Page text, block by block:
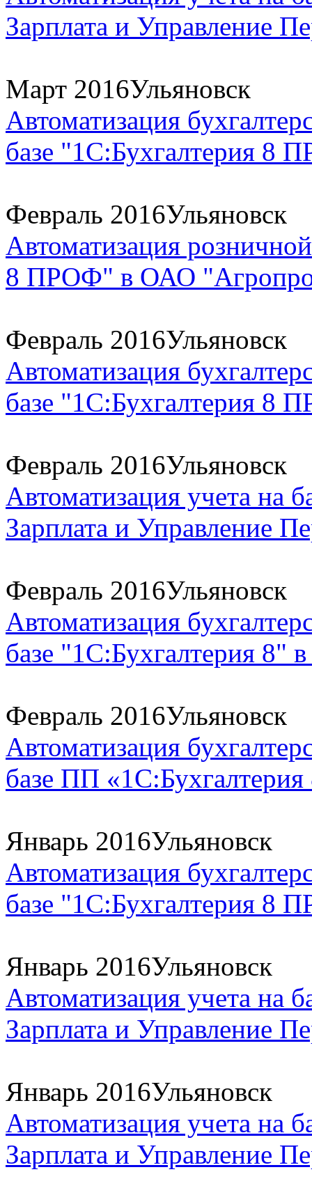
Зарплата и Управление
Март 2016Ульяновск
Автоматизация
базе "1С:Бухгалтерия
Февраль 2016Ульяновск
Автоматизация
8 ПРОФ" в ОАО
Февраль 2016Ульяновск
Автоматизация
базе "1С:Бухгалтерия
Февраль 2016Ульяновск
Автоматизация учета на
Зарплата и Управление
Февраль 2016Ульяновск
Автоматизация
базе "1С:Бухгалтерия 8"
Февраль 2016Ульяновск
Автоматизация
базе ПП
Январь 2016Ульяновск
Автоматизация
базе "1С:Бухгалтерия
Январь 2016Ульяновск
Автоматизация учета на
Зарплата и Управление
Январь 2016Ульяновск
Автоматизация учета на
Зарплата и Управление